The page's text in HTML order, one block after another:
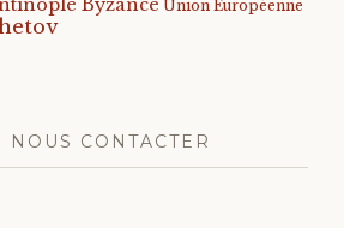
Byzance Union Européenne
NOUS CONTACTER